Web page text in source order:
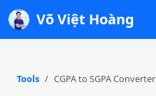
Võ Việt Hoàng
Tools CGPA to SGPA Converter